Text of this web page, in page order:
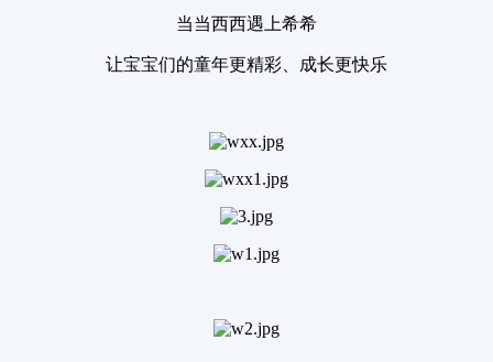
当当西西遇上希希
让宝宝们的童年更精彩、成长更快乐